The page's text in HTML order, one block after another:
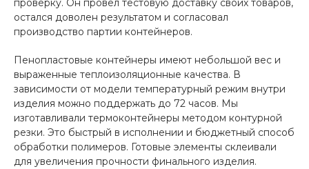
проверку. Он провел тестовую доставку своих товаров,
остался доволен результатом и согласовал
производство партии контейнеров.
Пенопластовые контейнеры имеют небольшой вес и
выраженные теплоизоляционные качества. В
зависимости от модели температурный режим внутри
изделия можно поддержать до 72 часов. Мы
изготавливали термоконтейнеры методом контурной
резки. Это быстрый в исполнении и бюджетный способ
обработки полимеров. Готовые элементы склеивали
для увеличения прочности финального изделия.